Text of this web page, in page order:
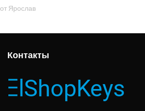
от Ярослав
Контакты